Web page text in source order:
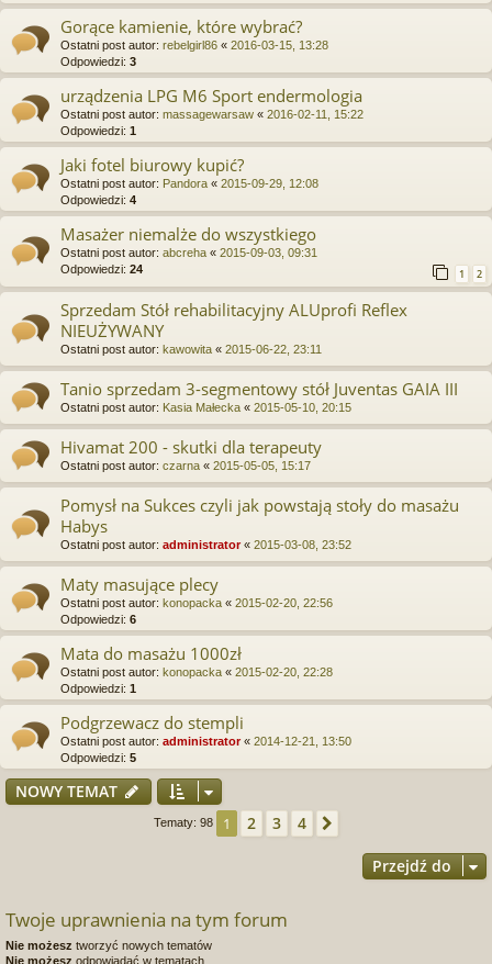
Gorące kamienie, które wybrać?
Ostatni post autor: rebelgirl86 « 2016-03-15, 13:28
Odpowiedzi: 3
urządzenia LPG M6 Sport endermologia
Ostatni post autor: massagewarsaw « 2016-02-11, 15:22
Odpowiedzi: 1
Jaki fotel biurowy kupić?
Ostatni post autor: Pandora « 2015-09-29, 12:08
Odpowiedzi: 4
Masażer niemalże do wszystkiego
Ostatni post autor: abcreha « 2015-09-03, 09:31
Odpowiedzi: 24 1 2
Sprzedam Stół rehabilitacyjny ALUprofi Reflex
NIEUŻYWANY
Ostatni post autor: kawowita « 2015-06-22, 23:11
Tanio sprzedam 3-segmentowy stół Juventas GAIA III
Ostatni post autor: Kasia Małecka « 2015-05-10, 20:15
Hivamat 200 - skutki dla terapeuty
Ostatni post autor: czarna « 2015-05-05, 15:17
Pomysł na Sukces czyli jak powstają stoły do masażu
Habys
Ostatni post autor: administrator« 2015-03-08, 23:52
Maty masujące plecy
Ostatni post autor: konopacka « 2015-02-20, 22:56
Odpowiedzi: 6
Mata do masażu 1000zł
Ostatni post autor: konopacka « 2015-02-20, 22:28
Odpowiedzi: 1
Podgrzewacz do stempli
Ostatni post autor: administrator« 2014-12-21, 13:50
Odpowiedzi: 5
NOWY TEMAT
Tematy: 98 1 2 3 4
Przejdź do
Twoje uprawnienia na tym forum
Nie możesz tworzyć nowych tematów
Nie możesz odpowiadać w tematach